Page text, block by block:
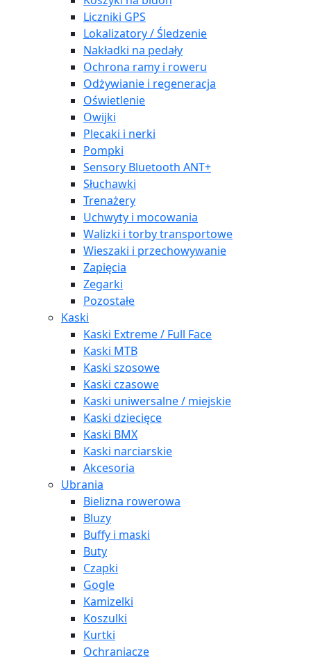
Liczniki GPS
Lokalizatory / Śledzenie
Nakładki na pedały
Ochrona ramy i roweru
Odżywianie i regeneracja
Oświetlenie
Owijki
Plecaki i nerki
Pompki
Sensory Bluetooth ANT+
Słuchawki
Trenażery
Uchwyty i mocowania
Walizki i torby transportowe
Wieszaki i przechowywanie
Zapięcia
Zegarki
Pozostałe
Kaski
Kaski Extreme / Full Face
Kaski MTB
Kaski szosowe
Kaski czasowe
Kaski uniwersalne / miejskie
Kaski dziecięce
Kaski BMX
Kaski narciarskie
Akcesoria
Ubrania
Bielizna rowerowa
Bluzy
Buffy i maski
Buty
Czapki
Gogle
Kamizelki
Koszulki
Kurtki
Ochraniacze